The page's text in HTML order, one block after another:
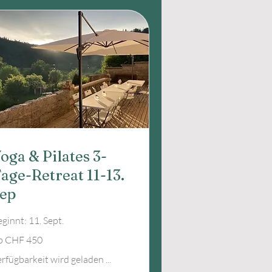
& Pilates 3-
Retreat 11-13.
11. Sept.
CHF 450
wird geladen ...